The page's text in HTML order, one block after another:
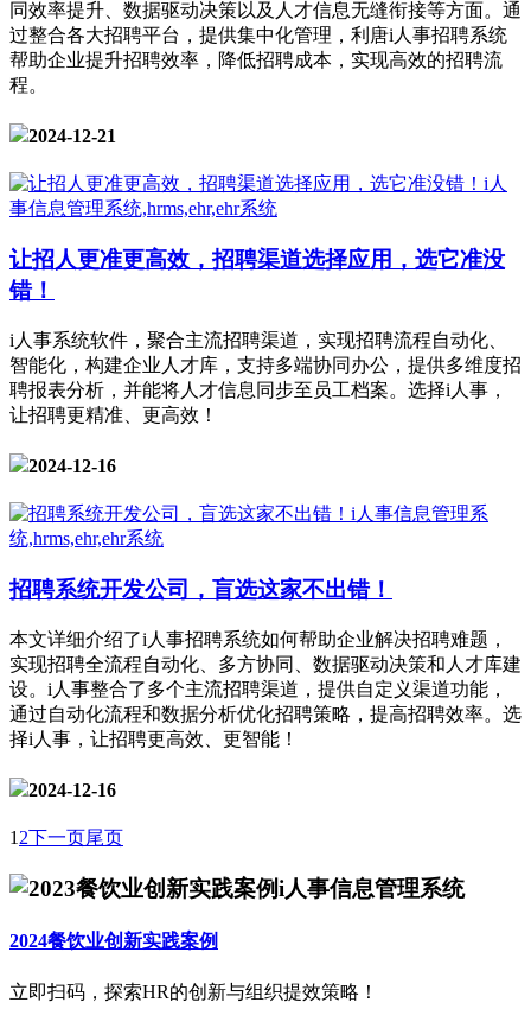
同效率提升、数据驱动决策以及人才信息无缝衔接等方面。通
过整合各大招聘平台，提供集中化管理，利唐i人事招聘系统
帮助企业提升招聘效率，降低招聘成本，实现高效的招聘流
程。
2024-12-21
让招人更准更高效，招聘渠道选择应用，选它准没
错！
i人事系统软件，聚合主流招聘渠道，实现招聘流程自动化、
智能化，构建企业人才库，支持多端协同办公，提供多维度招
聘报表分析，并能将人才信息同步至员工档案。选择i人事，
让招聘更精准、更高效！
2024-12-16
招聘系统开发公司，盲选这家不出错！
本文详细介绍了i人事招聘系统如何帮助企业解决招聘难题，
实现招聘全流程自动化、多方协同、数据驱动决策和人才库建
设。i人事整合了多个主流招聘渠道，提供自定义渠道功能，
通过自动化流程和数据分析优化招聘策略，提高招聘效率。选
择i人事，让招聘更高效、更智能！
2024-12-16
1 2下一页尾页
2024餐饮业创新实践案例
立即扫码，探索HR的创新与组织提效策略！